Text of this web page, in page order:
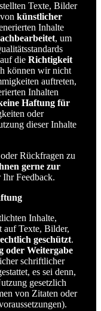
Texte, Bilder
künstlicher
Inhalte
, um
die Richtigkeit
können wir nicht
auftreten,
Inhalten
Haftung für
oder
dieser Inhalte
Rückfragen zu
gerne zur
Ihr Feedback.
Inhalte,
auf Texte, Bilder,
geschützt.
oder Weitergabe
schriftlicher
es sei denn,
gesetzlich
von Zitaten oder